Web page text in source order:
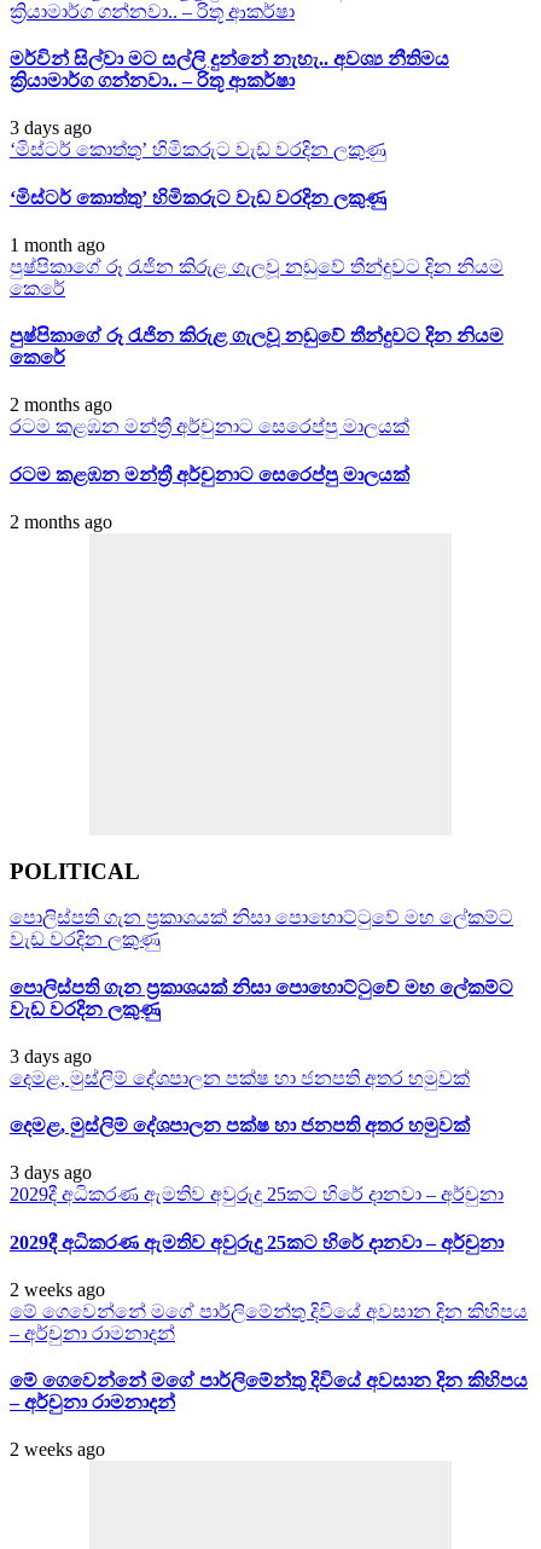
ක්‍රියාමාර්ග ගන්නවා.. – රිතූ ආකර්ෂා
මර්වින් සිල්වා මට සල්ලි දුන්නේ නැහැ.. අවශ්‍ය නීතිමය
ක්‍රියාමාර්ග ගන්නවා.. – රිතූ ආකර්ෂා
3 days ago
‘මිස්ටර් කොත්තු’ හිමිකරුට වැඩ වරදින ලකුණු
‘මිස්ටර් කොත්තු’ හිමිකරුට වැඩ වරදින ලකුණු
1 month ago
පුෂ්පිකාගේ රූ රැජින කිරුළ ගැලවූ නඩුවේ තීන්දුවට දින නියම
කෙරේ
පුෂ්පිකාගේ රූ රැජින කිරුළ ගැලවූ නඩුවේ තීන්දුවට දින නියම
කෙරේ
2 months ago
රටම කළඹන මන්ත්‍රී අර්චුනාට සෙරෙප්පු මාලයක්
රටම කළඹන මන්ත්‍රී අර්චුනාට සෙරෙප්පු මාලයක්
2 months ago
POLITICAL
පොලිස්පති ගැන ප්‍රකාශයක් නිසා පොහොට්ටුවේ මහ ලේකම්ට
වැඩ වරදින ලකුණු
පොලිස්පති ගැන ප්‍රකාශයක් නිසා පොහොට්ටුවේ මහ ලේකම්ට
වැඩ වරදින ලකුණු
3 days ago
දෙමළ, මුස්ලිම් දේශපාලන පක්ෂ හා ජනපති අතර හමුවක්
දෙමළ, මුස්ලිම් දේශපාලන පක්ෂ හා ජනපති අතර හමුවක්
3 days ago
2029දී අධිකරණ ඇමතිව අවුරුදු 25කට හිරේ දානවා – අර්චුනා
2029දී අධිකරණ ඇමතිව අවුරුදු 25කට හිරේ දානවා – අර්චුනා
2 weeks ago
මේ ගෙවෙන්නේ මගේ පාර්ලිමේන්තු දිවියේ අවසාන දින කිහිපය
– අර්චුනා රාමනාදන්
මේ ගෙවෙන්නේ මගේ පාර්ලිමේන්තු දිවියේ අවසාන දින කිහිපය
– අර්චුනා රාමනාදන්
2 weeks ago